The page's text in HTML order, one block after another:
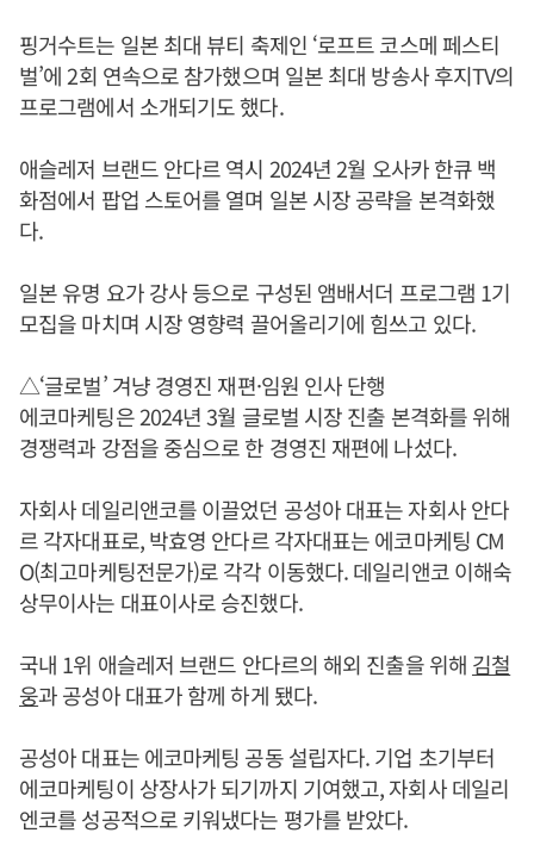
핑거수트는 일본 최대 뷰티 축제인 ‘로프트 코스메 페스티
벌’에 2회 연속으로 참가했으며 일본 최대 방송사 후지TV의
프로그램에서 소개되기도 했다.
애슬레저 브랜드 안다르 역시 2024년 2월 오사카 한큐 백
화점에서 팝업 스토어를 열며 일본 시장 공략을 본격화했
다.
일본 유명 요가 강사 등으로 구성된 앰배서더 프로그램 1기
모집을 마치며 시장 영향력 끌어올리기에 힘쓰고 있다.
△‘글로벌’ 겨냥 경영진 재편·임원 인사 단행
에코마케팅은 2024년 3월 글로벌 시장 진출 본격화를 위해
경쟁력과 강점을 중심으로 한 경영진 재편에 나섰다.
자회사 데일리앤코를 이끌었던 공성아 대표는 자회사 안다
르 각자대표로, 박효영 안다르 각자대표는 에코마케팅 CM
O(최고마케팅전문가)로 각각 이동했다. 데일리앤코 이해숙
상무이사는 대표이사로 승진했다.
국내 1위 애슬레저 브랜드 안다르의 해외 진출을 위해 김철
웅과 공성아 대표가 함께 하게 됐다.
공성아 대표는 에코마케팅 공동 설립자다. 기업 초기부터
에코마케팅이 상장사가 되기까지 기여했고, 자회사 데일리
엔코를 성공적으로 키워냈다는 평가를 받았다.